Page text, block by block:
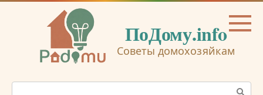
Перейти
ПоДому.info
Советы домохозяйкам
Поиск: